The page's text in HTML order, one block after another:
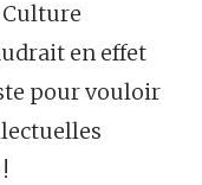
Culture
en effet
pour vouloir